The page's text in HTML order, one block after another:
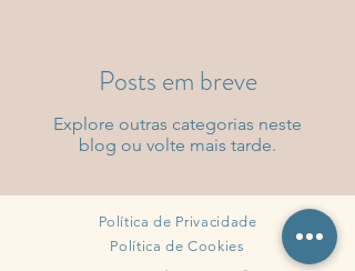
Posts em breve
Explore outras categorias neste
blog ou volte mais tarde.
Política de Privacidade
Política de Cookies